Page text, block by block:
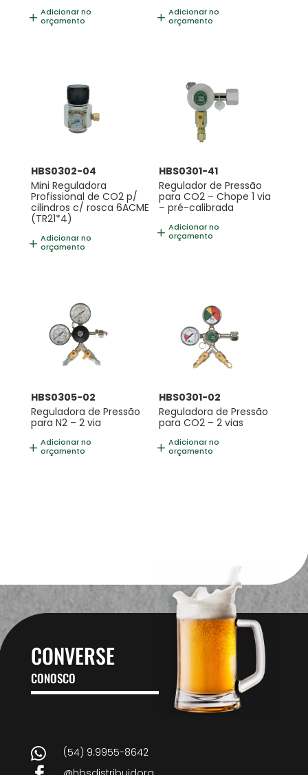
Adicionar no
orçamento
Adicionar no
orçamento
HBS0302-04
Mini Reguladora
Profissional de CO2 p/
cilindros c/ rosca 6ACME
(TR21*4)
Adicionar no
orçamento
HBS0301-41
Regulador de Pressão
para CO2 – Chope 1 via
– pré-calibrada
Adicionar no
orçamento
HBS0305-02
Reguladora de Pressão
para N2 – 2 via
Adicionar no
orçamento
HBS0301-02
Reguladora de Pressão
para CO2 – 2 vias
Adicionar no
orçamento
CONVERSE
CONOSCO
 (54) 9.9955-8642